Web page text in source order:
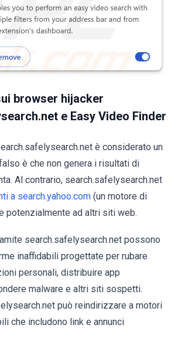
browser hijacker
e Easy Video Finder
è considerato un
è che non genera i risultati di
Al contrario, search.safelysearch.net
a search.yahoo.com (un motore di
potenzialmente ad altri siti web.
search.safelysearch.net possono
inaffidabili progettate per rubare
personali, distribuire app
malware e altri siti sospetti.
può reindirizzare a motori
che includono link e annunci